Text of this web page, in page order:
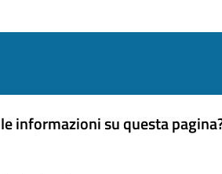
informazioni su questa